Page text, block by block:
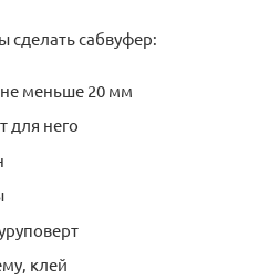
сделать сабвуфер:
меньше 20 мм
для него
клей